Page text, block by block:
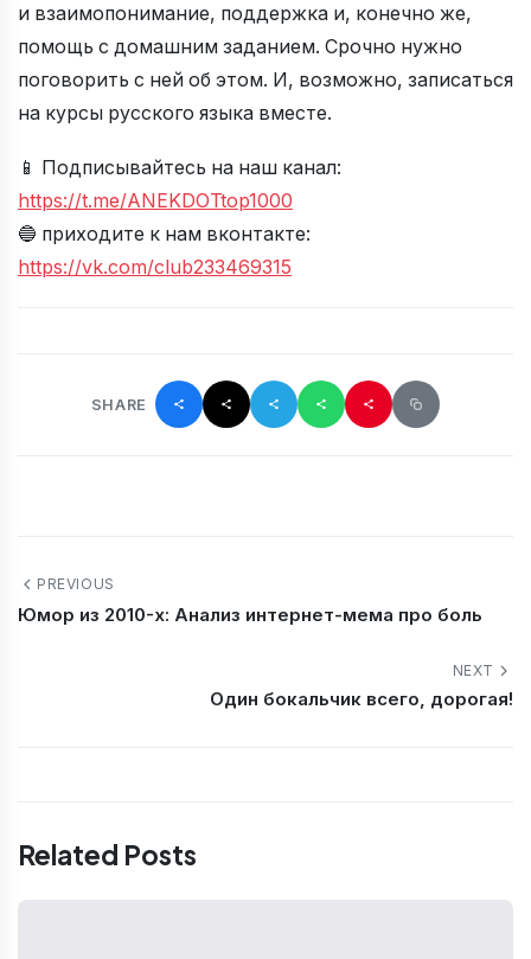
и взаимопонимание, поддержка и, конечно же,
помощь с домашним заданием. Срочно нужно
поговорить с ней об этом. И, возможно, записаться
на курсы русского языка вместе.
📱 Подписывайтесь на наш канал:
https://t.me/ANEKDOTtop1000
🔵 приходите к нам вконтакте:
https://vk.com/club233469315
SHARE
PREVIOUS
Юмор из 2010-х: Анализ интернет-мема про боль
NEXT
Один бокальчик всего, дорогая!
Related Posts